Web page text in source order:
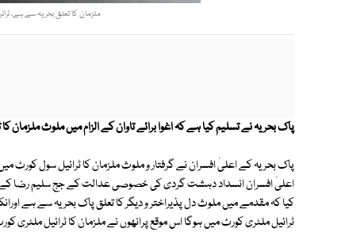
ملزمان کا تعلق بحریہ سے ہے،
پاک بحریہ نے تسلیم کیا ہے کہ اغوا برائے تاوان کے الزام میں ملوث
کیا کہ مقدمے میں ملوث دل پذیراختر و دیگر کا تعلق پاک بحریہ سے ہے
ٹرائیل ملٹری کورٹ میں ہوگا اس موقع پرانھوں نے ملزمان کا ٹرائیل